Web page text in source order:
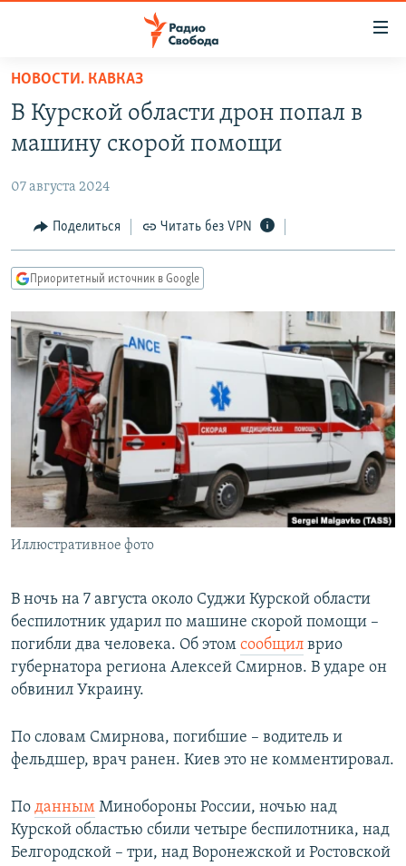
упрощенного
доступа
основному
Вернутся
главной
навигации
Вернутся
поиску
ПОДКАСТЫ
АВТОРСКИЕ ПРОЕКТЫ
ЦИТАТЫ СВОБОДЫ
МНЕНИЯ
IDEL.РЕАЛИИ
КАВКАЗ.РЕАЛИИ
СЕВЕР.РЕАЛИИ
СИБИРЬ.РЕАЛИИ
РАСПИСАНИЕ ВЕЩАНИЯ
ПОДПИШИТЕСЬ НА РАССЫЛКУ
СОЦИАЛЬНЫЕ СЕТИ
Все сайты РСЕ/РС
НОВОСТИ. КАВКАЗ
В Курской области дрон попал в
машину скорой помощи
07 августа 2024
Поделиться Читать без VPN
Приоритетный источник в Google
Иллюстративное фото
В ночь на 7 августа около Суджи Курской области
беспилотник ударил по машине скорой помощи –
погибли два человека. Об этом сообщил врио
губернатора региона Алексей Смирнов. В ударе он
обвинил Украину.
По словам Смирнова, погибшие – водитель и
фельдшер, врач ранен. Киев это не комментировал.
По данным Минобороны России, ночью над
Курской областью сбили четыре беспилотника, над
Белгородской – три, над Воронежской и Ростовской